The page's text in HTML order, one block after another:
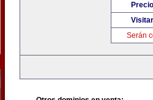
Serán